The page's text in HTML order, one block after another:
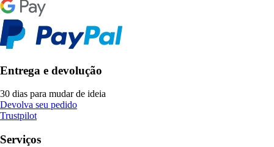
Entrega e devolução
30 dias para mudar de ideia
Devolva seu pedido
Trustpilot
Serviços